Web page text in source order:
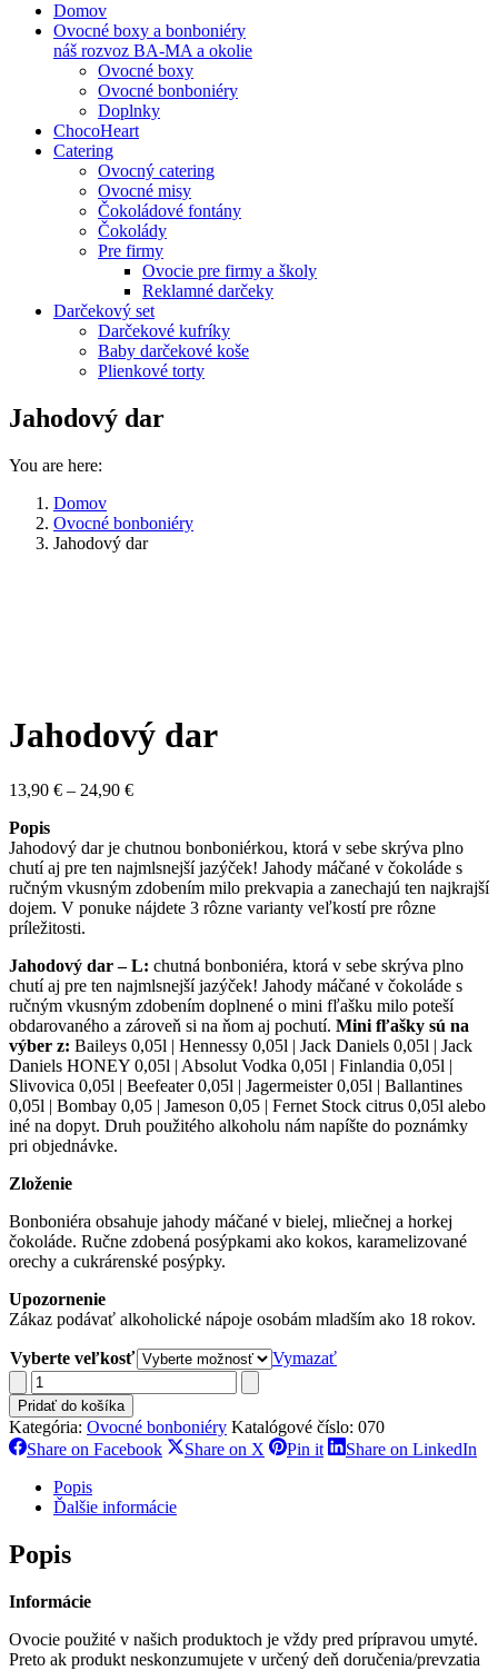
Domov
Ovocné boxy a bonboniéry
náš rozvoz BA-MA a okolie
Ovocné boxy
Ovocné bonboniéry
Doplnky
ChocoHeart
Catering
Ovocný catering
Ovocné misy
Čokoládové fontány
Čokolády
Pre firmy
Ovocie pre firmy a školy
Reklamné darčeky
Darčekový set
Darčekové kufríky
Baby darčekové koše
Plienkové torty
Jahodový dar
You are here:
Domov
Ovocné bonboniéry
Jahodový dar
Jahodový dar
13,90 € – 24,90 €Price
through
24,90 €
Popis
Jahodový dar je chutnou bonboniérkou, ktorá v sebe skrýva plno
chutí aj pre ten najmlsnejší jazýček! Jahody máčané v čokoláde s
ručným vkusným zdobením milo prekvapia a zanechajú ten najkrajší
dojem. V ponuke nájdete 3 rôzne varianty veľkostí pre rôzne
príležitosti.
Jahodový dar – L: chutná bonboniéra, ktorá v sebe skrýva plno
chutí aj pre ten najmlsnejší jazýček! Jahody máčané v čokoláde s
ručným vkusným zdobením doplnené o mini fľašku milo poteší
obdarovaného a zároveň si na ňom aj pochutí. Mini fľašky sú na
výber z: Baileys 0,05l | Hennessy 0,05l | Jack Daniels 0,05l | Jack
Daniels HONEY 0,05l | Absolut Vodka 0,05l | Finlandia 0,05l |
Slivovica 0,05l | Beefeater 0,05l | Jagermeister 0,05l | Ballantines
0,05l | Bombay 0,05 | Jameson 0,05 | Fernet Stock citrus 0,05l alebo
iné na dopyt. Druh použitého alkoholu nám napíšte do poznámky
pri objednávke.
Zloženie
Bonboniéra obsahuje jahody máčané v bielej, mliečnej a horkej
čokoláde. Ručne zdobená posýpkami ako kokos, karamelizované
orechy a cukrárenské posýpky.
Upozornenie
Zákaz podávať alkoholické nápoje osobám mladším ako 18 rokov.
Vyberte veľkosť
Vymazať
množstvo
Jahodový
dar
Pridať do košíka
Kategória: Ovocné bonboniéry Katalógové číslo: 070
Share on FacebookShareShare on X SharePin itShareShare on LinkedIn
Popis
Ďalšie informácie
Popis
Informácie
Ovocie použité v našich produktoch je vždy pred prípravou umyté.
Preto ak produkt neskonzumujete v určený deň doručenia/prevzatia